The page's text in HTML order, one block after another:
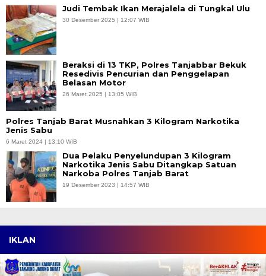
Judi Tembak Ikan Merajalela di Tungkal Ulu
30 Desember 2025 | 12:07 WIB
Beraksi di 13 TKP, Polres Tanjabbar Bekuk
Resedivis Pencurian dan Penggelapan
Belasan Motor
26 Maret 2025 | 13:05 WIB
Polres Tanjab Barat Musnahkan 3 Kilogram Narkotika
Jenis Sabu
6 Maret 2024 | 13:10 WIB
Dua Pelaku Penyelundupan 3 Kilogram
Narkotika Jenis Sabu Ditangkap Satuan
Narkoba Polres Tanjab Barat
19 Desember 2023 | 14:57 WIB
IKLAN